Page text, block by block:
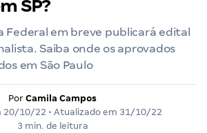
SP?
Federal em breve publicará edital
Saiba onde os aprovados
em São Paulo
Por Camila Campos
20/10/22 • Atualizado em 31/10/22
3 min. de leitura